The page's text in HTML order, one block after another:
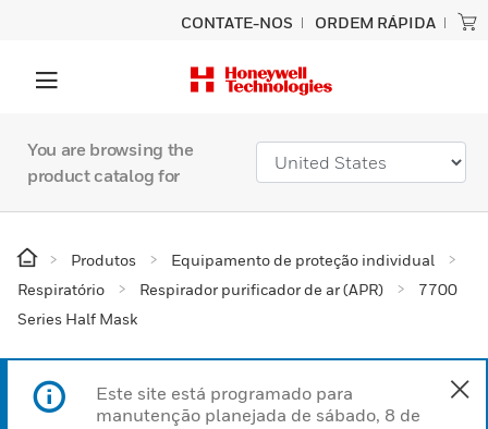
CONTATE-NOS ORDEM RÁPIDA
You are browsing the
product catalog for
Produtos
Equipamento de proteção individual
Respiratório
Respirador purificador de ar (APR)
7700
Series Half Mask
Este site está programado para
manutenção planejada de sábado, 8 de